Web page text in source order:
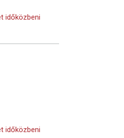
időközbeni
időközbeni